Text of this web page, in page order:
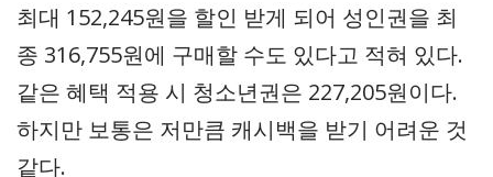
최대 152,245원을 할인 받게 되어 성인권을 최
종 316,755원에 구매할 수도 있다고 적혀 있다.
같은 혜택 적용 시 청소년권은 227,205원이다.
하지만 보통은 저만큼 캐시백을 받기 어려운 것
같다.